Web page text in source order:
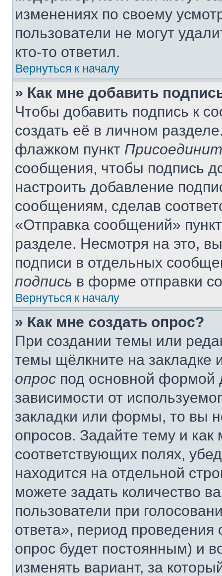
изменениях по своему
пользователи не могут
кто-то ответил.
Вернуться к началу
» Как мне добавить
Чтобы добавить подпись к
создать её в личном
флажком пункт
сообщения, чтобы подпись
настроить добавление
сообщениям, сделав
«Отправка сообщений»
разделе. Несмотря на это,
подписи в отдельных
подпись в форме отправки
Вернуться к началу
» Как мне создать опрос?
При создании темы или
темы щёлкните на
опрос под основной формой
зависимости от
закладки или формы, то вы
опросов. Задайте тему и
соответствующих полях,
находится на отдельной
можете задать количество
пользователи при
ответа», период проведения
опрос будет постоянным) и
изменять вариант, за